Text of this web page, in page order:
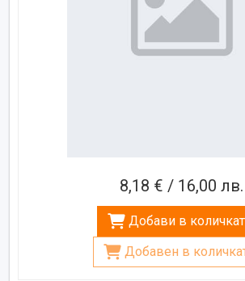
8,18 € / 16,00 лв.
Добави в
Добавен в